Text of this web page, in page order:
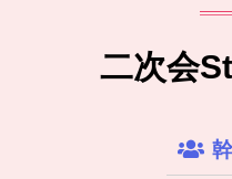
二次会